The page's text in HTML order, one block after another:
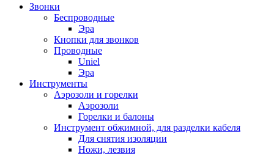
Звонки
Беспроводные
Эра
Кнопки для звонков
Проводные
Uniel
Эра
Инструменты
Аэрозоли и горелки
Аэрозоли
Горелки и балоны
Инструмент обжимной, для разделки кабеля
Для снятия изоляции
Ножи, лезвия